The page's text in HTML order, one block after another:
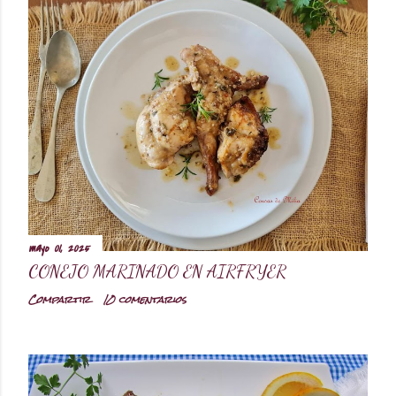
mayo 01, 2025
CONEJO MARINADO EN AIRFRYER
Compartir
10 comentarios